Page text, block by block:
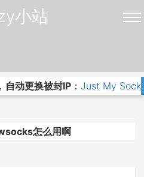
小站
自动更换被封IP ： Just My
怎么用啊